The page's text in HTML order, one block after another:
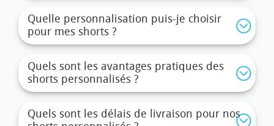
Opter pour unshort promotionnelprésente de
nombreux avantages. D'abord, ce type de
pratique et son confort, ce qui assure une
utilisation fréquente et visible par vos clients. En
outre, il contribue à renforcer la cohésion
d'équipe au sein de votre entreprise, en offrant à
Quelle personnalisation puis-je choisir
pour mes shorts ?
Quels sont les avantages pratiques des
shorts personnalisés ?
Quels sont les délais de livraison pour nos